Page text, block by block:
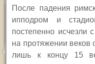
После падения
ипподром и
постепенно исчезли
на протяжении веков
лишь к концу 15